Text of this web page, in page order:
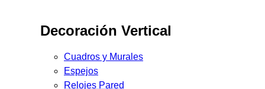
Decoración Vertical
Cuadros y Murales
Espejos
Relojes Pared